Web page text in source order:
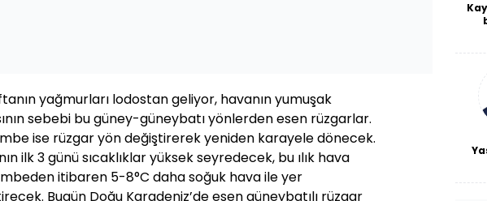
yağmurları lodostan geliyor, havanın yumuşak
sebebi bu güney-güneybatı yönlerden esen rüzgarlar.
ise rüzgar yön değiştirerek yeniden karayele dönecek.
ilk 3 günü sıcaklıklar yüksek seyredecek, bu ılık hava
itibaren 5-8°C daha soğuk hava ile yer
Bugün Doğu Karadeniz’de esen güneybatılı rüzgar